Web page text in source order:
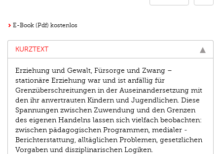
E-Book (Pdf) kostenlos
KURZTEXT
Erziehung und Gewalt, Fürsorge und Zwang –
stationäre Erziehung war und ist anfällig für
Grenzüberschreitungen in der Auseinandersetzung mit
den ihr anvertrauten Kindern und Jugendlichen. Diese
Spannungen zwischen Zuwendung und den Grenzen
des eigenen Handelns lassen sich vielfach beobachten:
zwischen pädagogischen Programmen, medialer ­
Berichterstattung, alltäglichen Problemen, gesetzlichen
Vorgaben und disziplinarischen Logiken.